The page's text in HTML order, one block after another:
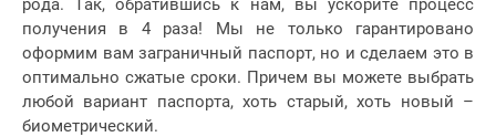
рода. Так, обратившись к нам, вы ускорите процесс
получения в 4 раза! Мы не только гарантировано
оформим вам заграничный паспорт, но и сделаем это в
оптимально сжатые сроки. Причем вы можете выбрать
любой вариант паспорта, хоть старый, хоть новый –
биометрический.